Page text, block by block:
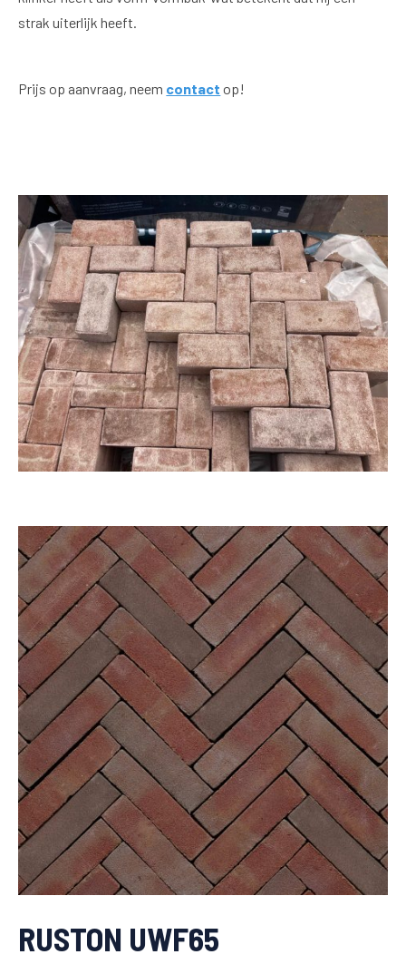
strak uiterlijk heeft.
Prijs op aanvraag, neem contact op!
RUSTON UWF65